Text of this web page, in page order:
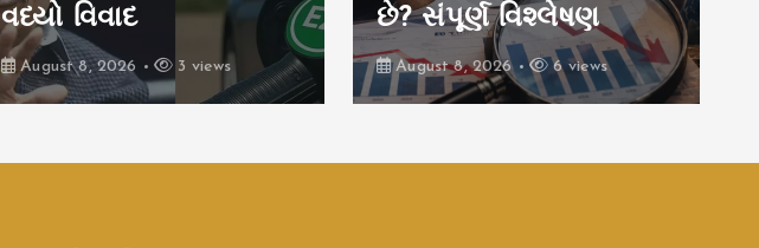
વધ્યો વિવાદ
August 8, 2026 3 views
છે? સંપૂર્ણ વિશ્લેષણ
August 8, 2026 6 views